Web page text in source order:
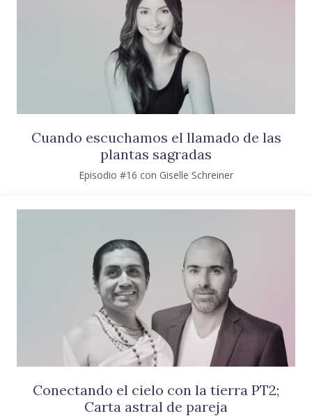
Cuando escuchamos el llamado de las
plantas sagradas
Episodio #16 con Giselle Schreiner
Conectando el cielo con la tierra PT2;
Carta astral de pareja